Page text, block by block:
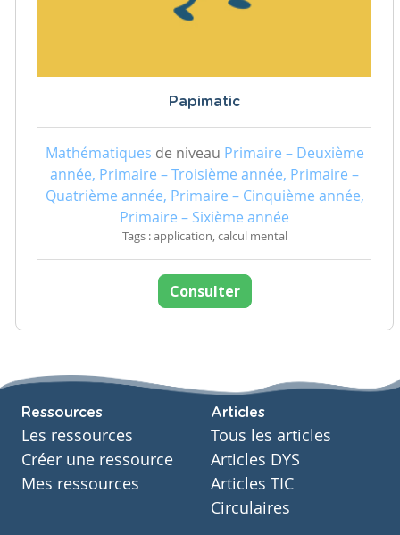
Papimatic
Mathématiques de niveau Primaire – Deuxième
année, Primaire – Troisième année, Primaire –
Quatrième année, Primaire – Cinquième année,
Primaire – Sixième année
Tags : application, calcul mental
Consulter
Ressources
Les ressources
Créer une ressource
Mes ressources
Articles
Tous les articles
Articles DYS
Articles TIC
Circulaires